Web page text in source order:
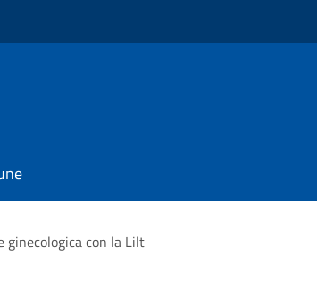
ginecologica con la Lilt